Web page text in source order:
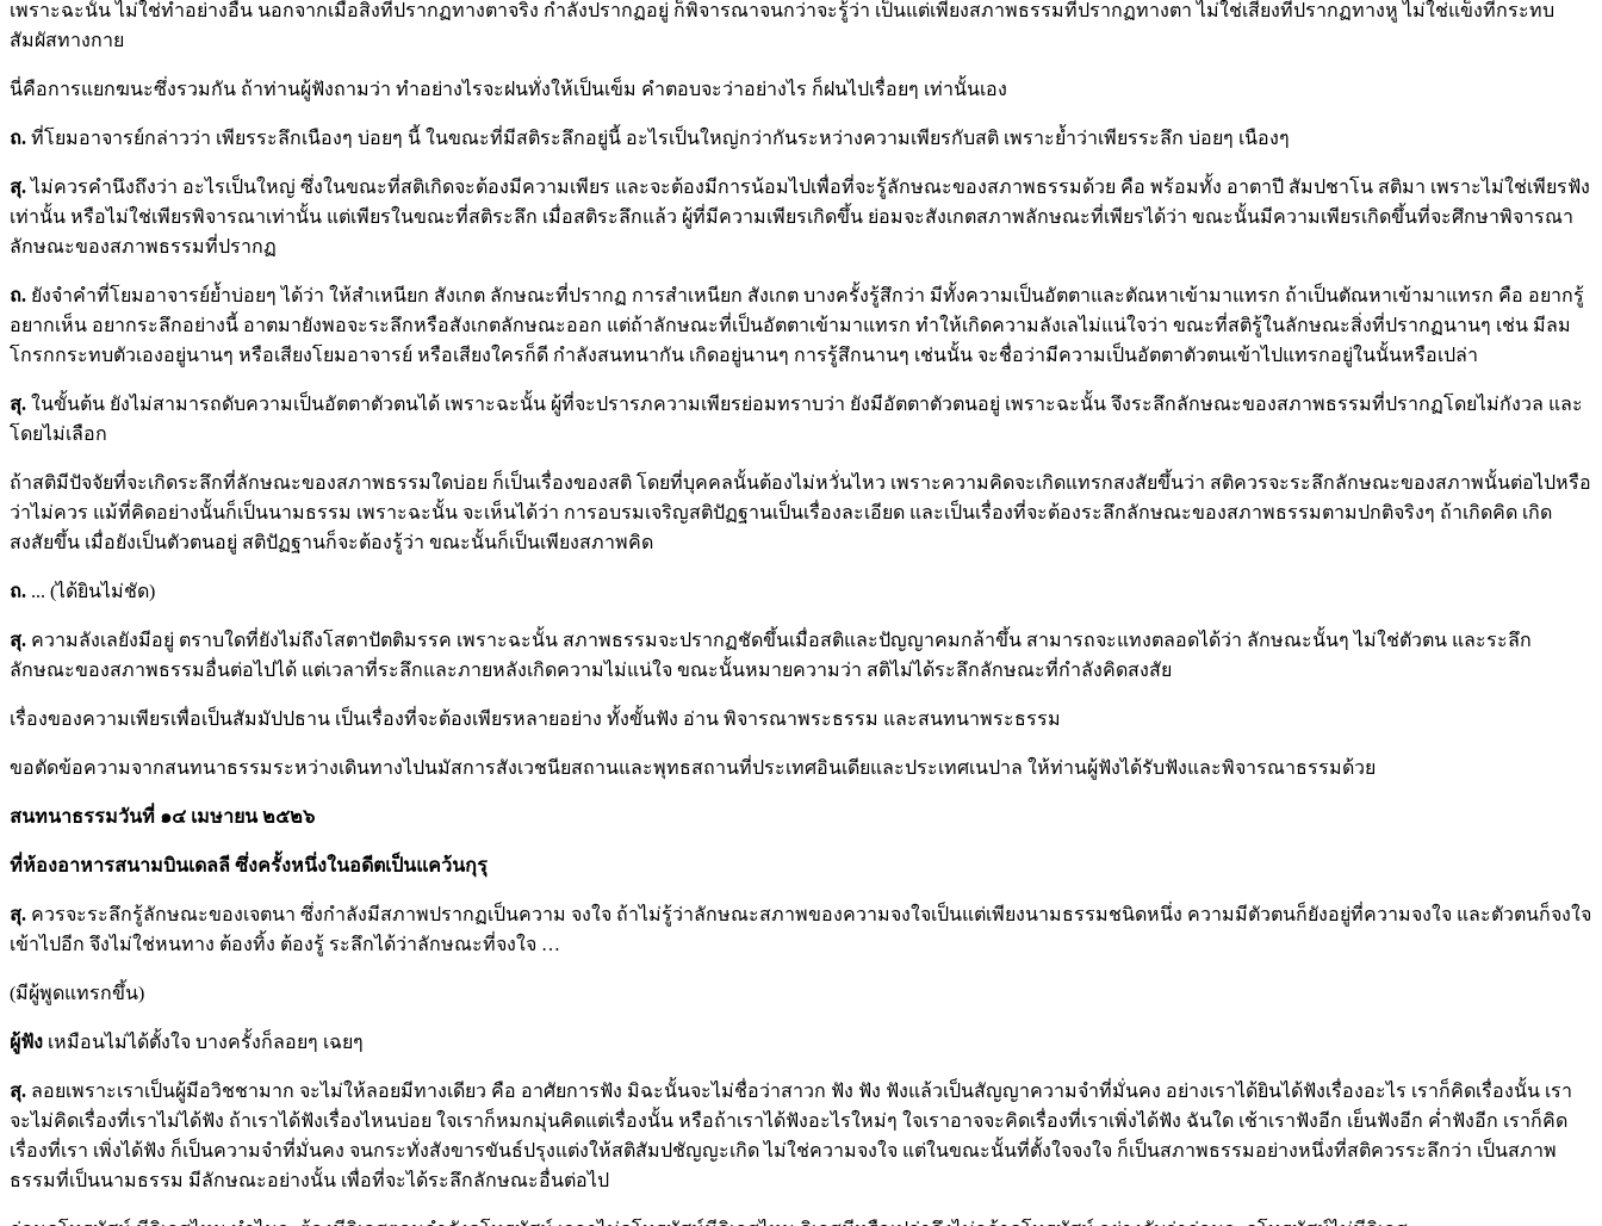
เพราะฉะนั้น ไม่ใช่ทำอย่างอื่น นอกจากเมื่อสิ่งที่ปรากฏทางตาจริง กำลังปรากฏอยู่ ก็พิจารณาจนกว่าจะรู้ว่า เป็นแต่เพียงสภาพธรรมที่ปรากฏทางตา ไม่ใช่เสียงที่ปรากฏทางหู ไม่ใช่แข็งที่กระทบ
สัมผัสทางกาย
นี่คือการแยกฆนะซึ่งรวมกัน ถ้าท่านผู้ฟังถามว่า ทำอย่างไรจะฝนทั่งให้เป็นเข็ม คำตอบจะว่าอย่างไร ก็ฝนไปเรื่อยๆ เท่านั้นเอง
ถ. ที่โยมอาจารย์กล่าวว่า เพียรระลึกเนืองๆ บ่อยๆ นี้ ในขณะที่มีสติระลึกอยู่นี้ อะไรเป็นใหญ่กว่ากันระหว่างความเพียรกับสติ เพราะย้ำว่าเพียรระลึก บ่อยๆ เนืองๆ
สุ.ไม่ควรคำนึงถึงว่า อะไรเป็นใหญ่ ซึ่งในขณะที่สติเกิดจะต้องมีความเพียร และจะต้องมีการน้อมไปเพื่อที่จะรู้ลักษณะของสภาพธรรมด้วย คือ พร้อมทั้ง อาตาปี สัมปชาโน สติมา เพราะไม่ใช่เพียรฟัง
เท่านั้น หรือไม่ใช่เพียรพิจารณาเท่านั้น แต่เพียรในขณะที่สติระลึก เมื่อสติระลึกแล้ว ผู้ที่มีความเพียรเกิดขึ้น ย่อมจะสังเกตสภาพลักษณะที่เพียรได้ว่า ขณะนั้นมีความเพียรเกิดขึ้นที่จะศึกษาพิจารณา
ลักษณะของสภาพธรรมที่ปรากฏ
ถ. ยังจำคำที่โยมอาจารย์ย้ำบ่อยๆ ได้ว่า ให้สำเหนียก สังเกต ลักษณะที่ปรากฏ การสำเหนียก สังเกต บางครั้งรู้สึกว่า มีทั้งความเป็นอัตตาและตัณหาเข้ามาแทรก ถ้าเป็นตัณหาเข้ามาแทรก คือ อยากรู้
อยากเห็น อยากระลึกอย่างนี้ อาตมายังพอจะระลึกหรือสังเกตลักษณะออก แต่ถ้าลักษณะที่เป็นอัตตาเข้ามาแทรก ทำให้เกิดความลังเลไม่แน่ใจว่า ขณะที่สติรู้ในลักษณะสิ่งที่ปรากฏนานๆ เช่น มีลม
โกรกกระทบตัวเองอยู่นานๆ หรือเสียงโยมอาจารย์ หรือเสียงใครก็ดี กำลังสนทนากัน เกิดอยู่นานๆ การรู้สึกนานๆ เช่นนั้น จะชื่อว่ามีความเป็นอัตตาตัวตนเข้าไปแทรกอยู่ในนั้นหรือเปล่า
สุ. ในขั้นต้น ยังไม่สามารถดับความเป็นอัตตาตัวตนได้ เพราะฉะนั้น ผู้ที่จะปรารภความเพียรย่อมทราบว่า ยังมีอัตตาตัวตนอยู่ เพราะฉะนั้น จึงระลึกลักษณะของสภาพธรรมที่ปรากฏโดยไม่กังวล และ
โดยไม่เลือก
ถ้าสติมีปัจจัยที่จะเกิดระลึกที่ลักษณะของสภาพธรรมใดบ่อย ก็เป็นเรื่องของสติ โดยที่บุคคลนั้นต้องไม่หวั่นไหว เพราะความคิดจะเกิดแทรกสงสัยขึ้นว่า สติควรจะระลึกลักษณะของสภาพนั้นต่อไปหรือ
ว่าไม่ควร แม้ที่คิดอย่างนั้นก็เป็นนามธรรม เพราะฉะนั้น จะเห็นได้ว่า การอบรมเจริญสติปัฏฐานเป็นเรื่องละเอียด และเป็นเรื่องที่จะต้องระลึกลักษณะของสภาพธรรมตามปกติจริงๆ ถ้าเกิดคิด เกิด
สงสัยขึ้น เมื่อยังเป็นตัวตนอยู่ สติปัฏฐานก็จะต้องรู้ว่า ขณะนั้นก็เป็นเพียงสภาพคิด
ถ. ... (ได้ยินไม่ชัด)
สุ. ความลังเลยังมีอยู่ ตราบใดที่ยังไม่ถึงโสตาปัตติมรรค เพราะฉะนั้น สภาพธรรมจะปรากฏชัดขึ้นเมื่อสติและปัญญาคมกล้าขึ้น สามารถจะแทงตลอดได้ว่า ลักษณะนั้นๆ ไม่ใช่ตัวตน และระลึก
ลักษณะของสภาพธรรมอื่นต่อไปได้ แต่เวลาที่ระลึกและภายหลังเกิดความไม่แน่ใจ ขณะนั้นหมายความว่า สติไม่ได้ระลึกลักษณะที่กำลังคิดสงสัย
เรื่องของความเพียรเพื่อเป็นสัมมัปปธาน เป็นเรื่องที่จะต้องเพียรหลายอย่าง ทั้งขั้นฟัง อ่าน พิจารณาพระธรรม และสนทนาพระธรรม
ขอตัดข้อความจากสนทนาธรรมระหว่างเดินทางไปนมัสการสังเวชนียสถานและพุทธสถานที่ประเทศอินเดียและประเทศเนปาล ให้ท่านผู้ฟังได้รับฟังและพิจารณาธรรมด้วย
สนทนาธรรมวันที่ ๑๔ เมษายน ๒๕๒๖
ที่ห้องอาหารสนามบินเดลลี ซึ่งครั้งหนึ่งในอดีตเป็นแคว้นกุรุ
สุ. ควรจะระลึกรู้ลักษณะของเจตนา ซึ่งกำลังมีสภาพปรากฏเป็นความ จงใจ ถ้าไม่รู้ว่าลักษณะสภาพของความจงใจเป็นแต่เพียงนามธรรมชนิดหนึ่ง ความมีตัวตนก็ยังอยู่ที่ความจงใจ และตัวตนก็จงใจ
เข้าไปอีก จึงไม่ใช่หนทาง ต้องทิ้ง ต้องรู้ ระลึกได้ว่าลักษณะที่จงใจ …
(มีผู้พูดแทรกขึ้น)
ผู้ฟัง เหมือนไม่ได้ตั้งใจ บางครั้งก็ลอยๆ เฉยๆ
สุ. ลอยเพราะเราเป็นผู้มีอวิชชามาก จะไม่ให้ลอยมีทางเดียว คือ อาศัยการฟัง มิฉะนั้นจะไม่ชื่อว่าสาวก ฟัง ฟัง ฟังแล้วเป็นสัญญาความจำที่มั่นคง อย่างเราได้ยินได้ฟังเรื่องอะไร เราก็คิดเรื่องนั้น เรา
จะไม่คิดเรื่องที่เราไม่ได้ฟัง ถ้าเราได้ฟังเรื่องไหนบ่อย ใจเราก็หมกมุ่นคิดแต่เรื่องนั้น หรือถ้าเราได้ฟังอะไรใหม่ๆ ใจเราอาจจะคิดเรื่องที่เราเพิ่งได้ฟัง ฉันใด เช้าเราฟังอีก เย็นฟังอีก ค่ำฟังอีก เราก็คิด
เรื่องที่เรา เพิ่งได้ฟัง ก็เป็นความจำที่มั่นคง จนกระทั่งสังขารขันธ์ปรุงแต่งให้สติสัมปชัญญะเกิด ไม่ใช่ความจงใจ แต่ในขณะนั้นที่ตั้งใจจงใจ ก็เป็นสภาพธรรมอย่างหนึ่งที่สติควรระลึกว่า เป็นสภาพ
ธรรมที่เป็นนามธรรม มีลักษณะอย่างนั้น เพื่อที่จะได้ระลึกลักษณะอื่นต่อไป